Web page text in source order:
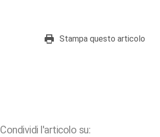
Stampa questo articolo
Condividi l'articolo su: